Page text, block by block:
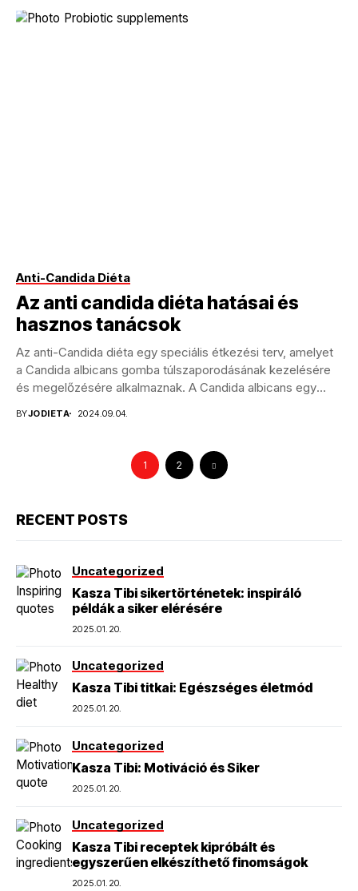
Anti-Candida Diéta
Az anti candida diéta hatásai és
hasznos tanácsok
Az anti-Candida diéta egy speciális étkezési terv, amelyet
a Candida albicans gomba túlszaporodásának kezelésére
és megelőzésére alkalmaznak. A Candida albicans egy
BYJODIETA 2024.09.04.
1 2
RECENT POSTS
Uncategorized
Kasza Tibi sikertörténetek: inspiráló
példák a siker elérésére
2025.01.20.
Uncategorized
Kasza Tibi titkai: Egészséges életmód
2025.01.20.
Uncategorized
Kasza Tibi: Motiváció és Siker
2025.01.20.
Uncategorized
Kasza Tibi receptek kipróbált és
egyszerűen elkészíthető finomságok
2025.01.20.